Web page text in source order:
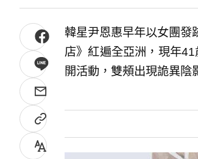
韓星尹恩惠早年以女團發
店》紅遍全亞洲，現年
開活動，雙頰出現詭異陰